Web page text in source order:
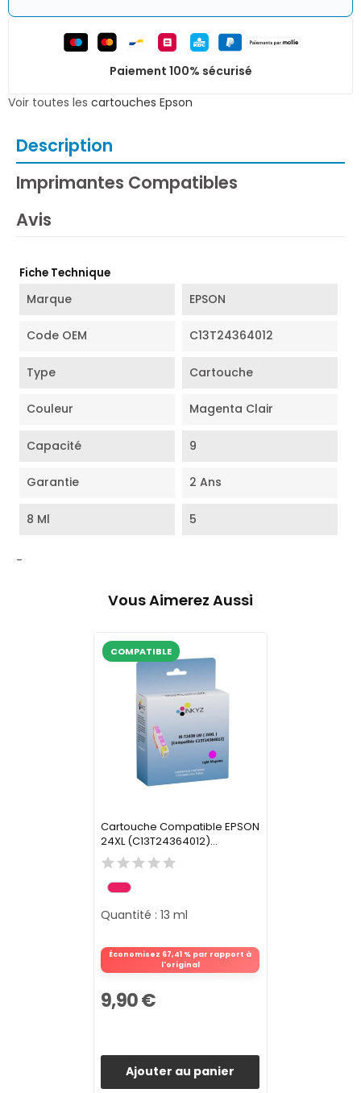
Paiement 100% sécurisé
Voir toutes les cartouches Epson
Description
Imprimantes Compatibles
Avis
Fiche Technique
Marque EPSON
Code OEM C13T24364012
Type Cartouche
Couleur Magenta Clair
Capacité 9
Garantie 2 Ans
8 Ml 5
-
Vous Aimerez Aussi
COMPATIBLE
Cartouche Compatible EPSON
24XL (C13T24364012)...
Économisez 67,41 % par rapport à
l'original
Quantité : 13 ml
9,90 €
Ajouter au panier